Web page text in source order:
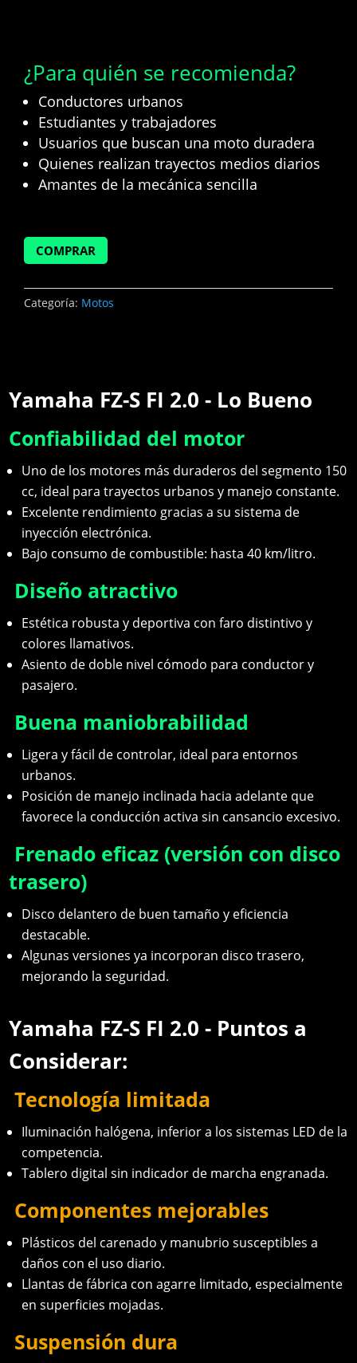
¿Para quién se recomienda?
Conductores urbanos
Estudiantes y trabajadores
Usuarios que buscan una moto duradera
Quienes realizan trayectos medios diarios
Amantes de la mecánica sencilla
COMPRAR
Categoría: Motos
Yamaha FZ-S FI 2.0 - Lo Bueno
Confiabilidad del motor
Uno de los motores más duraderos del segmento 150
cc, ideal para trayectos urbanos y manejo constante.
Excelente rendimiento gracias a su sistema de
inyección electrónica.
Bajo consumo de combustible: hasta 40 km/litro.
Diseño atractivo
Estética robusta y deportiva con faro distintivo y
colores llamativos.
Asiento de doble nivel cómodo para conductor y
pasajero.
Buena maniobrabilidad
Ligera y fácil de controlar, ideal para entornos
urbanos.
Posición de manejo inclinada hacia adelante que
favorece la conducción activa sin cansancio excesivo.
Frenado eficaz (versión con disco
trasero)
Disco delantero de buen tamaño y eficiencia
destacable.
Algunas versiones ya incorporan disco trasero,
mejorando la seguridad.
Yamaha FZ-S FI 2.0 - Puntos a
Considerar:
Tecnología limitada
Iluminación halógena, inferior a los sistemas LED de la
competencia.
Tablero digital sin indicador de marcha engranada.
Componentes mejorables
Plásticos del carenado y manubrio susceptibles a
daños con el uso diario.
Llantas de fábrica con agarre limitado, especialmente
en superficies mojadas.
Suspensión dura